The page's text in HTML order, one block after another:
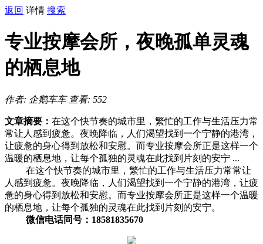
返回 详情 搜索
专业按摩会所，夜晚孤单灵魂
的栖息地
作者: 企鹅车车 查看: 552
文章摘要： 在这个快节奏的城市里，繁忙的工作与生活压力常
常让人感到疲惫。夜晚降临，人们渴望找到一个宁静的港湾，
让疲惫的身心得到放松和安慰。而专业按摩会所正是这样一个
温暖的栖息地，让每个孤独的灵魂在此找到片刻的安宁 ...
在这个快节奏的城市里，繁忙的工作与生活压力常常让
人感到疲惫。夜晚降临，人们渴望找到一个宁静的港湾，让疲
惫的身心得到放松和安慰。而专业按摩会所正是这样一个温暖
的栖息地，让每个孤独的灵魂在此找到片刻的安宁。
微信电话同号：18581835670